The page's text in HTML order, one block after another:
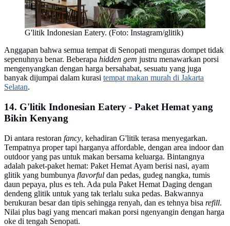
G'litik Indonesian Eatery. (Foto: Instagram/glitik)
Anggapan bahwa semua tempat di Senopati menguras dompet tidak
sepenuhnya benar. Beberapa hidden gem justru menawarkan porsi
mengenyangkan dengan harga bersahabat, sesuatu yang juga
banyak dijumpai dalam kurasi tempat makan murah di Jakarta
Selatan.
14. G'litik Indonesian Eatery - Paket Hemat yang
Bikin Kenyang
Di antara restoran fancy, kehadiran G'litik terasa menyegarkan.
Tempatnya proper tapi harganya affordable, dengan area indoor dan
outdoor yang pas untuk makan bersama keluarga. Bintangnya
adalah paket-paket hemat: Paket Hemat Ayam berisi nasi, ayam
glitik yang bumbunya flavorful dan pedas, gudeg nangka, tumis
daun pepaya, plus es teh. Ada pula Paket Hemat Daging dengan
dendeng glitik untuk yang tak terlalu suka pedas. Bakwannya
berukuran besar dan tipis sehingga renyah, dan es tehnya bisa refill.
Nilai plus bagi yang mencari makan porsi ngenyangin dengan harga
oke di tengah Senopati.